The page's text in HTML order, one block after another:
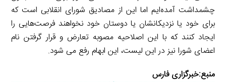
چشمداشت آمده‌ایم اما این از مصادیق شورای انقلابی است که
برای خود یا نزدیکانشان یا دوستان خود نخواهند فرصت‌هایی را
ایجاد کنند که با این اصلاحیه مصوبه تعارض و قرار گرفتن نام
اعضای شورا نیز در این لیست، این ابهام رفع می شود.
منبع:خبرگزاری فارس